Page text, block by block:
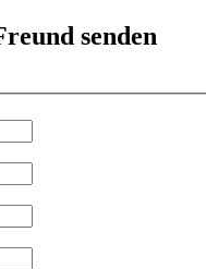
senden